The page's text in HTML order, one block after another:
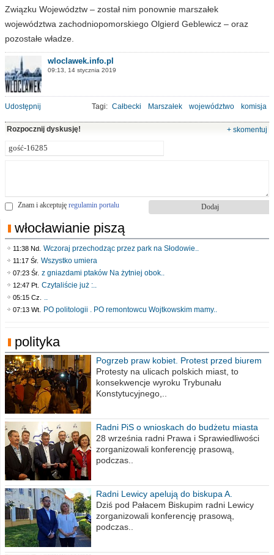
Związku Województw – został nim ponownie marszałek
województwa zachodniopomorskiego Olgierd Geblewicz – oraz
pozostałe władze.
wloclawek.info.pl
09:13, 14 stycznia 2019
Udostępnij Tagi: Całbecki Marszałek województwo komisja
Rozpocznij dyskusję! + skomentuj
Znam i akceptuję regulamin portalu
włocławianie piszą
11:38 Nd. Wczoraj przechodząc przez park na Słodowie..
11:17 Śr. Wszystko umiera
07:23 Śr. z gniazdami ptaków Na żytniej obok..
12:47 Pt. Czytaliście już :..
05:15 Cz. ..
07:13 Wt. PO politologii . PO remontowcu Wojtkowskim mamy..
polityka
Pogrzeb praw kobiet. Protest przed biurem
poselskim PiS
Protesty na ulicach polskich miast, to
konsekwencje wyroku Trybunału
Konstytucyjnego,..
Radni PiS o wnioskach do budżetu miasta
na 2021 rok
28 września radni Prawa i Sprawiedliwości
zorganizowali konferencję prasową,
podczas..
Radni Lewicy apelują do biskupa A.
Wiesława Meringa
Dziś pod Pałacem Biskupim radni Lewicy
zorganizowali konferencję prasową,
podczas..